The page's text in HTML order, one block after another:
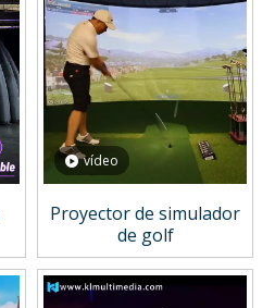
vídeo
Proyector de simulador
de golf